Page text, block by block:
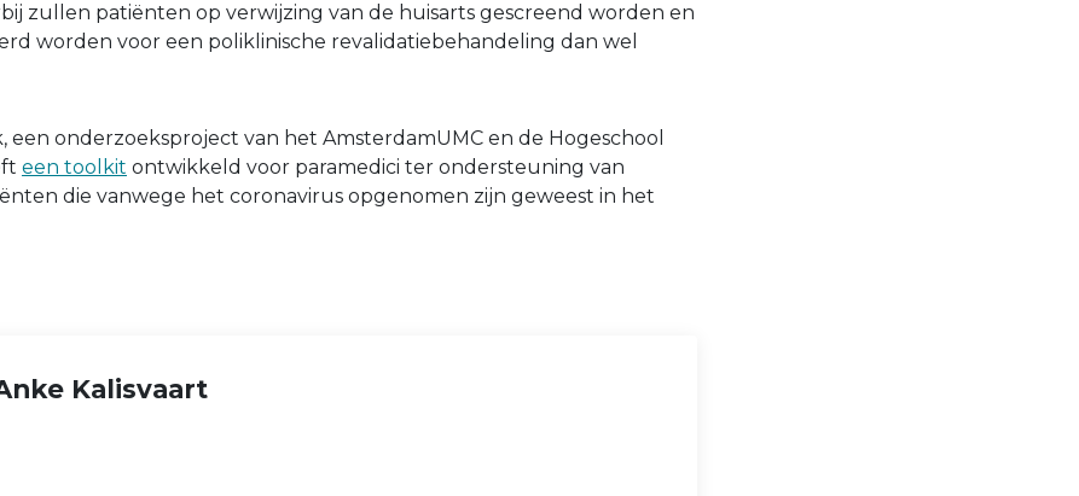
zullen patiënten op verwijzing van de huisarts gescreend worden en
worden voor een poliklinische revalidatiebehandeling dan wel
een onderzoeksproject van het AmsterdamUMC en de Hogeschool
een toolkit ontwikkeld voor paramedici ter ondersteuning van
die vanwege het coronavirus opgenomen zijn geweest in het
Kalisvaart